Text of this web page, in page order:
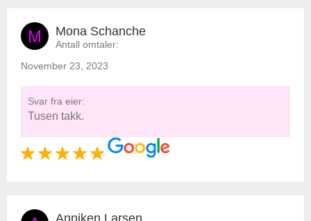
M Mona Schanche
Antall omtaler:
November 23, 2023
Svar fra eier:
Tusen takk.
Anniken Larsen